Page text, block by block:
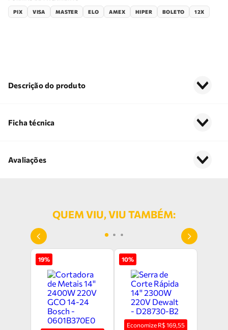
PIX VISA MASTER ELO AMEX HIPER BOLETO 12X
Descrição do produto
Ficha técnica
Avaliações
QUEM VIU, VIU TAMBÉM:
19% 10%
Economize R$169,55